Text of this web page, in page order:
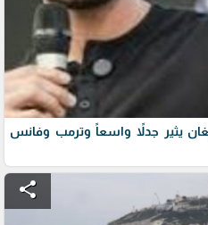
يثير جدلاً واسعاً وترمب وفانس
share